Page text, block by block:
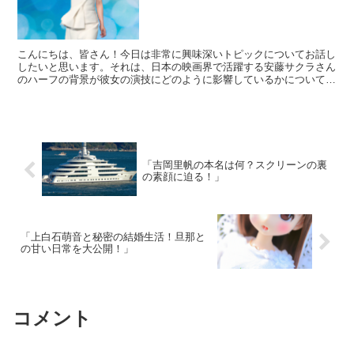
こんにちは、皆さん！今日は非常に興味深いトピックについてお話し
したいと思います。それは、日本の映画界で活躍する安藤サクラさん
のハーフの背景が彼女の演技にどのように影響しているかについてで
「吉岡里帆の本名は何？スクリーンの裏
の素顔に迫る！」
「上白石萌音と秘密の結婚生活！旦那と
の甘い日常を大公開！」
コメント